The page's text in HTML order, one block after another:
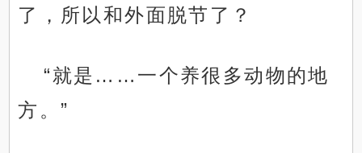
了，所以和外面脱节了？
“就是……一个养很多动物的地
方。”